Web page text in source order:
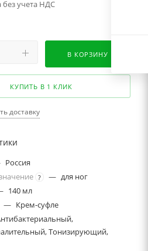
без учета НДС
В КОРЗИНУ
КУПИТЬ В 1 КЛИК
доставку
Россия
? — для ног
140 мл
— Крем-суфле
Тонизирующий,